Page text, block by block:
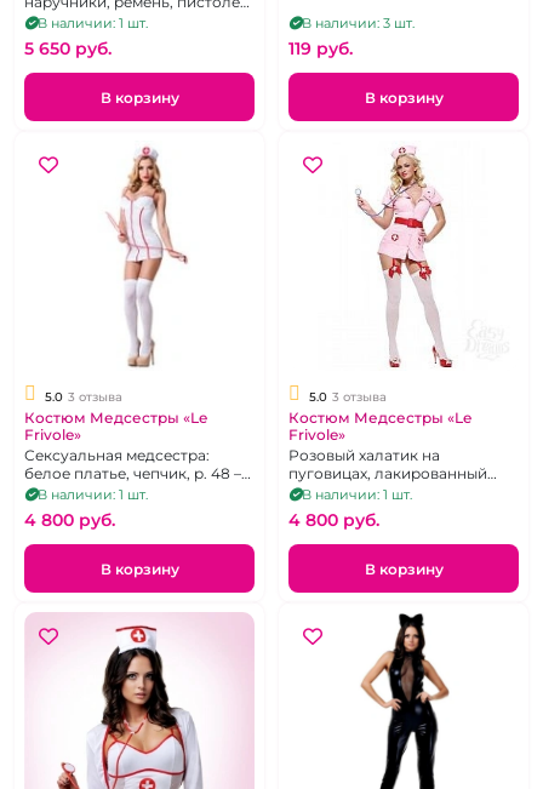
чулки, р. 46-48
В наличии: 1 шт.
5 650 pуб.
В корзину
В наличии: 3 шт.
119 pуб.
В корзину
5.0 3 отзыва
Костюм Медсестры «Le
Frivole»
Сексуальная медсестра:
белое платье, чепчик, р. 48 –
50В наличии: 1 шт.
4 800 pуб.
В корзину
5.0 3 отзыва
Костюм Медсестры «Le
Frivole»
Розовый халатик на
пуговицах, лакированный
пояс, чепчик, пажи для чулок,
р. 44 – 46.
В наличии: 1 шт.
4 800 pуб.
В корзину